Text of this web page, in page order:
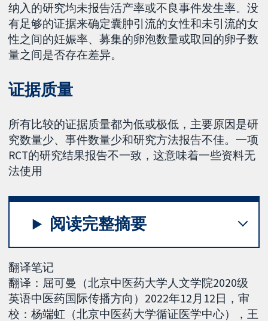
纳入的研究均未报告活产率或不良事件发生率。没
有足够的证据来确定囊肿引流的女性和未引流的女
性之间的妊娠率、募集的卵泡数量或取回的卵子数
量之间是否存在差异。
证据质量
所有比较的证据质量都为低或极低，主要原因是研
究数量少、事件数量少和研究方法报告不佳。一项
RCT的研究结果报告不一致，这意味着一些资料无
法使用
阅读完整摘要
翻译笔记
翻译：屈可曼（北京中医药大学人文学院2020级
英语中医药国际传播方向）2022年12月12日，审
校：杨端虹（北京中医药大学循证医学中心），王